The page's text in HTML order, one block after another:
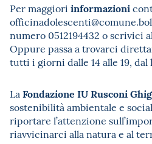
Per maggiori informazioni
numero 0512194432 o scrivici
Oppure passa a trovarci
tutti i giorni dalle 14 alle 19,
La Fondazione IU Rusconi
sostenibilità ambientale e
riportare l’attenzione
riavvicinarci alla natura e al